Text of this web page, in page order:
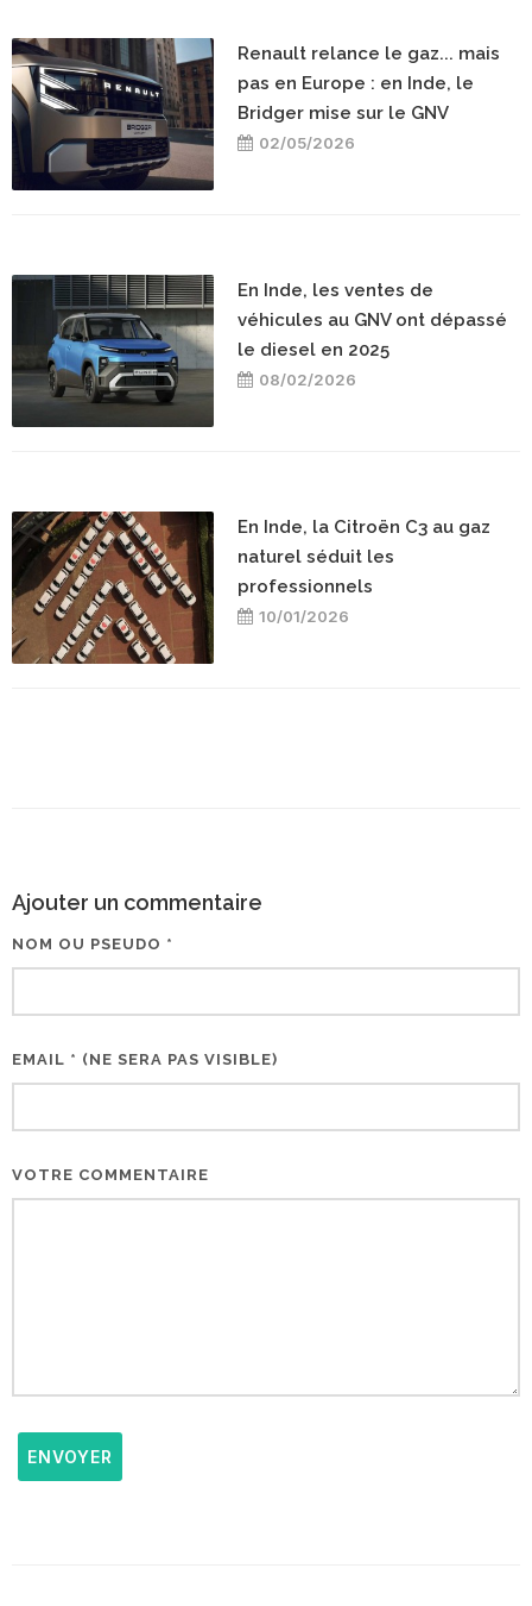
Renault relance le gaz... mais
pas en Europe : en Inde, le
Bridger mise sur le GNV
02/05/2026
En Inde, les ventes de
véhicules au GNV ont dépassé
le diesel en 2025
08/02/2026
En Inde, la Citroën C3 au gaz
naturel séduit les
professionnels
10/01/2026
Ajouter un commentaire
NOM OU PSEUDO *
EMAIL * (NE SERA PAS VISIBLE)
VOTRE COMMENTAIRE
ENVOYER